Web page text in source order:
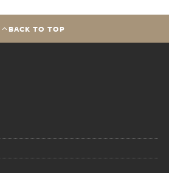
BACK TO TOP